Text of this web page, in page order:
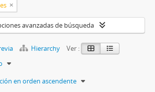
avanzadas de búsqueda
Hierarchy
Ver :
en orden ascendente